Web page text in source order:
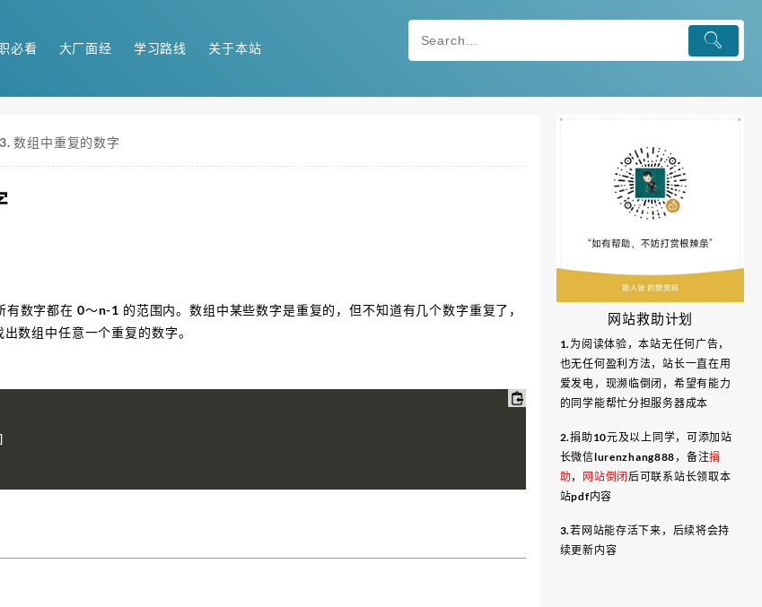
必看 大厂面经 学习路线 关于本站
网站救助计划
1.为阅读体验，本站无任何广告，
也无任何盈利方法，站长一直在用
爱发电，现濒临倒闭，希望有能力
的同学能帮忙分担服务器成本
2.捐助10元及以上同学，可添加站
长微信lurenzhang888，备注捐
助， 网站倒闭 后可联系站长领取本
站pdf内容
3.若网站能存活下来，后续将会持
续更新内容
数组中重复的数字
数字都在 0～n-1 的范围内。数组中某些数字是重复的，但不知道有几个数字重复了，
数组中任意一个重复的数字。
]